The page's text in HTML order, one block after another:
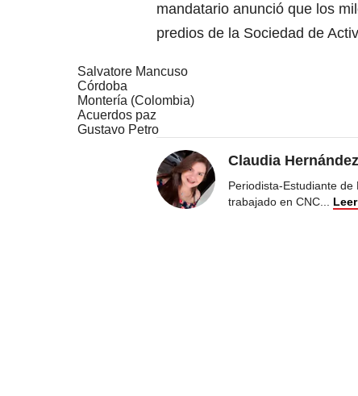
mandatario anunció que los
predios de la Sociedad de
Salvatore Mancuso
Córdoba
Montería (Colombia)
Acuerdos paz
Gustavo Petro
Claudia Hernández
Periodista-Estudiante
trabajado en CNC...